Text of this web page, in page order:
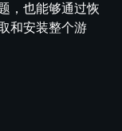
，也能够通过恢
和安装整个游